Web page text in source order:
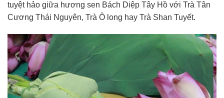
tuyệt hảo giữa hương sen Bách Diệp Tây Hồ với Trà Tân
Cương Thái Nguyên, Trà Ô long hay Trà Shan Tuyết.